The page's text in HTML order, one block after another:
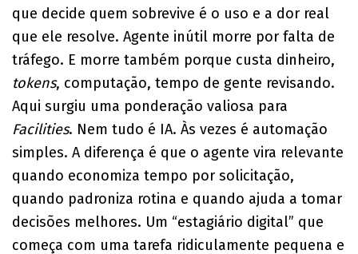
que decide quem sobrevive é o uso e a dor real
que ele resolve. Agente inútil morre por falta de
tráfego. E morre também porque custa dinheiro,
tokens, computação, tempo de gente revisando.
Aqui surgiu uma ponderação valiosa para
Facilities. Nem tudo é IA. Às vezes é automação
simples. A diferença é que o agente vira relevante
quando economiza tempo por solicitação,
quando padroniza rotina e quando ajuda a tomar
decisões melhores. Um “estagiário digital” que
começa com uma tarefa ridiculamente pequena e